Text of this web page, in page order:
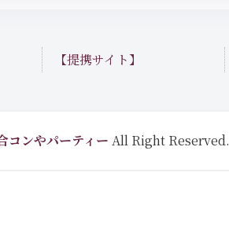
【提携サイト】
コンやパーティー All Right Reserved.